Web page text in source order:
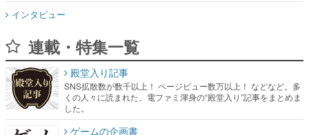
インタビュー
連載・特集一覧
殿堂入り記事
SNS拡散数が数千以上！ ページビュー数万以上！ などなど。多
くの人々に読まれた、電ファミ渾身の“殿堂入り”記事をまとめま
した。
ゲームの企画書